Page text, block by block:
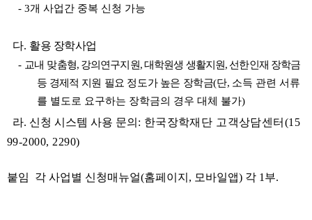
- 3개 사업간 중복 신청 가능
다. 활용 장학사업
- 교내 맞춤형, 강의연구지원, 대학원생 생활지원, 선한인재 장학금
등 경제적 지원 필요 정도가 높은 장학금(단, 소득 관련 서류
를 별도로 요구하는 장학금의 경우 대체 불가)
라. 신청 시스템 사용 문의: 한국장학재단 고객상담센터(15
99-2000, 2290)
붙임 각 사업별 신청매뉴얼(홈페이지, 모바일앱) 각 1부.